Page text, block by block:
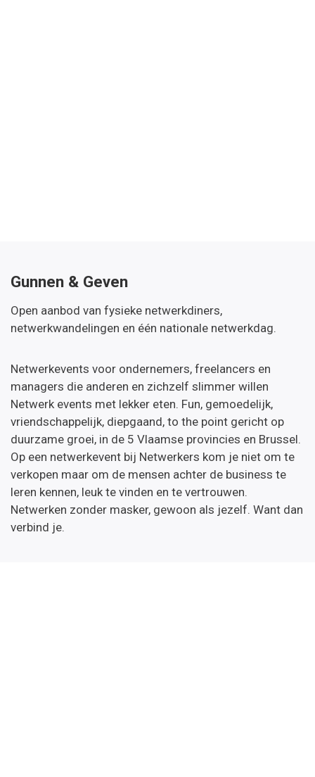
Gunnen & Geven
Open aanbod van fysieke netwerkdiners,
netwerkwandelingen en één nationale netwerkdag.
Netwerkevents voor ondernemers, freelancers en
managers die anderen en zichzelf slimmer willen
Netwerk events met lekker eten. Fun, gemoedelijk,
vriendschappelijk, diepgaand, to the point gericht op
duurzame groei, in de 5 Vlaamse provincies en Brussel.
Op een netwerkevent bij Netwerkers kom je niet om te
verkopen maar om de mensen achter de business te
leren kennen, leuk te vinden en te vertrouwen.
Netwerken zonder masker, gewoon als jezelf. Want dan
verbind je.